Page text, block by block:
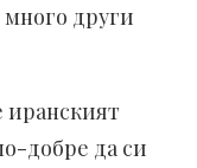
други
иранският
добре да си